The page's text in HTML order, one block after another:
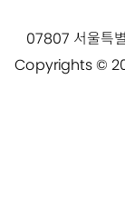
07807 서울특
Copyrights ©